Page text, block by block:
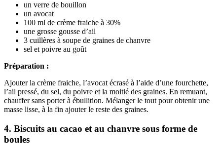
un verre de bouillon
un avocat
100 ml de crème fraiche à 30%
une grosse gousse d’ail
3 cuillères à soupe de graines de chanvre
sel et poivre au goût
Préparation :
Ajouter la crème fraiche, l’avocat écrasé à l’aide d’une fourchette,
l’ail pressé, du sel, du poivre et la moitié des graines. En remuant,
chauffer sans porter à ébullition. Mélanger le tout pour obtenir une
masse lisse, à la fin ajouter le reste des graines.
4. Biscuits au cacao et au chanvre sous forme de
boules